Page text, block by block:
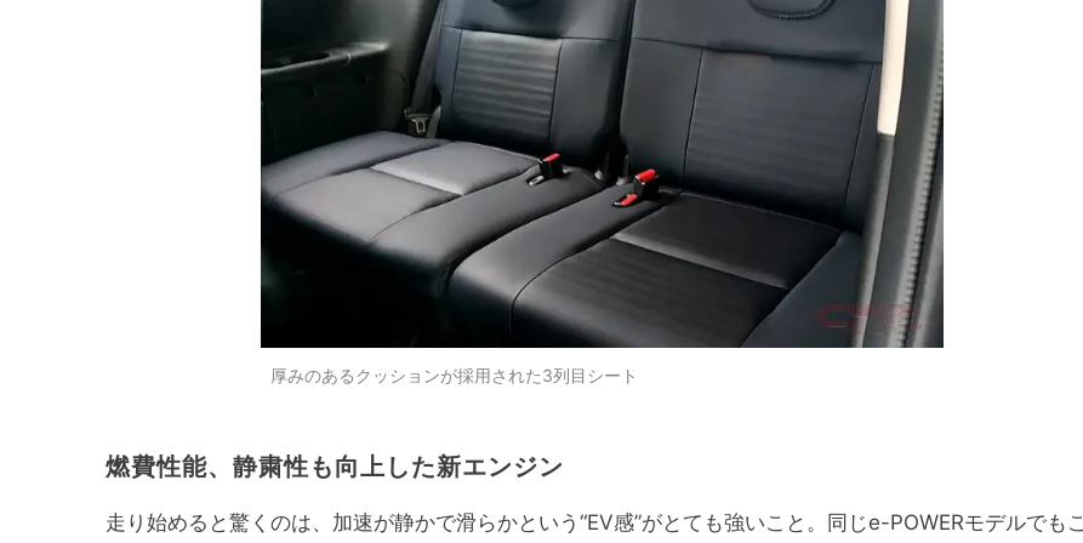
厚みのあるクッションが採用された3列目シート
燃費性能、静粛性も向上した新エンジン
走り始めると驚くのは、加速が静かで滑らかという“EV感”がとても強いこと。同じe-POWERモデルでもこ